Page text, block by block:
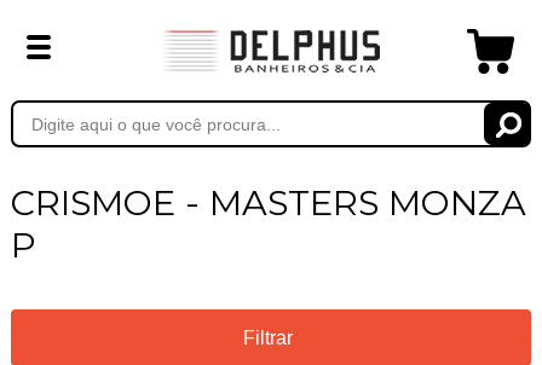
CRISMOE - MASTERS MONZA
P
Filtrar